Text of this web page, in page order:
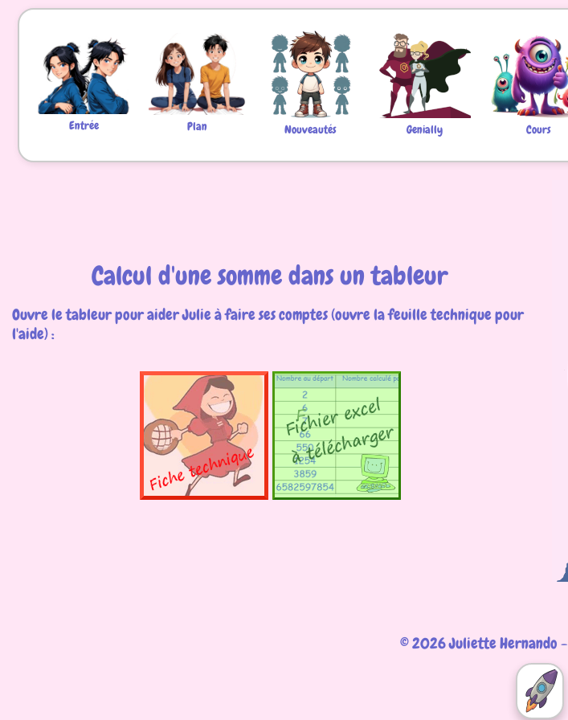
Entrée Plan Nouveautés Genially Cours
Calcul d'une somme dans un tableur
Ouvre le tableur pour aider Julie à faire ses comptes (ouvre la feuille technique pour
l'aide) :
© 2026 Juliette Hernando -